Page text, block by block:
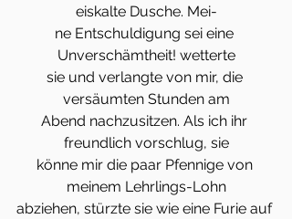
eiskalte Dusche. Mei-
ne Entschuldigung sei eine
Unverschämtheit! wetterte
sie und verlangte von mir, die
versäumten Stunden am
Abend nachzusitzen. Als ich ihr
freundlich vorschlug, sie
könne mir die paar Pfennige von
meinem Lehrlings-Lohn
abziehen, stürzte sie wie eine Furie auf